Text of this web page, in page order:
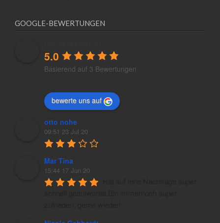
GOOGLE-BEWERTUNGEN
5.0
Basierend auf 3 Bewertungen
bewerte uns auf
otto nohe
09:51 23 Jul 20
Mar Tina
15:44 17 Jun 20